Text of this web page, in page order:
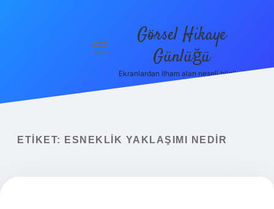
menüyü
Görsel Hikaye
Günlüğü
Ekranlardan ilham alan neşeli bilgiler!
ETIKET: ESNEKLIK YAKLAŞIMI NEDIR